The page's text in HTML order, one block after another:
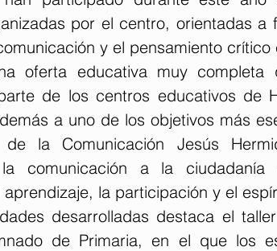
por el centro, orientadas a
y el pensamiento crítico
oferta educativa muy completa
de los centros educativos de
a uno de los objetivos más
de la Comunicación Jesús
comunicación a la ciudadanía
la participación y el
desarrolladas destaca el
de Primaria, en el que los